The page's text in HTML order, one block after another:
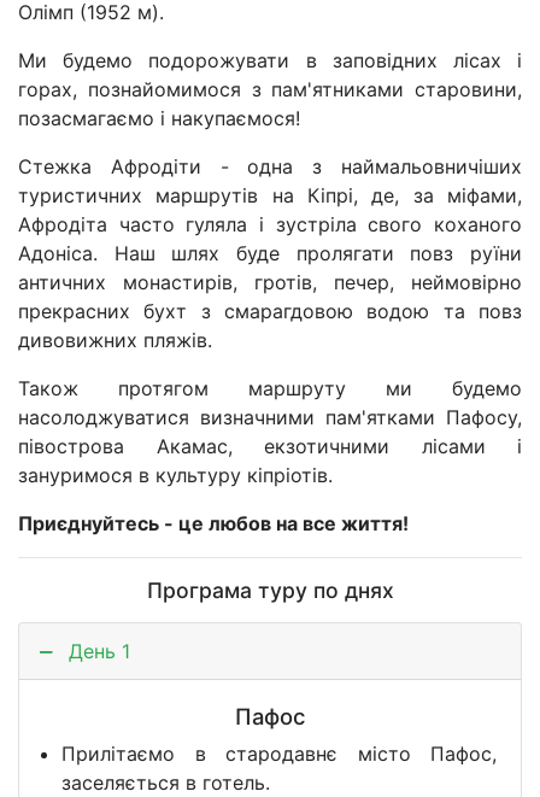
Олімп (1952 м).
Ми будемо подорожувати в заповідних лісах і
горах, познайомимося з пам'ятниками старовини,
позасмагаємо і накупаємося!
Стежка Афродіти - одна з наймальовничіших
туристичних маршрутів на Кіпрі, де, за міфами,
Афродіта часто гуляла і зустріла свого коханого
Адоніса. Наш шлях буде пролягати повз руїни
античних монастирів, гротів, печер, неймовірно
прекрасних бухт з смарагдовою водою та повз
дивовижних пляжів.
Також протягом маршруту ми будемо
насолоджуватися визначними пам'ятками Пафосу,
півострова Акамас, екзотичними лісами і
зануримося в культуру кіпріотів.
Приєднуйтесь - це любов на все життя!
Програма туру по днях
День 1
Пафос
Прилітаємо в стародавнє місто Пафос,
заселяється в готель.